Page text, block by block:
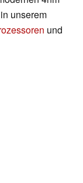
unserem
und